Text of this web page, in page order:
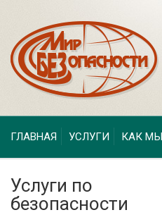
ГЛАВНАЯ УСЛУГИ КАК
Услуги по
безопасности